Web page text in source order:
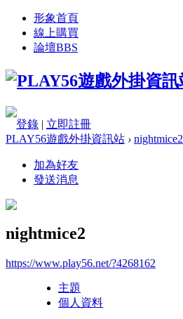
形象首頁
線上購買
論壇BBS
登錄 | 立即註冊
PLAY56遊戲外掛資訊站 › nightmice2
加為好友
發送消息
nightmice2
https://www.play56.net/?4268162
主題
個人資料